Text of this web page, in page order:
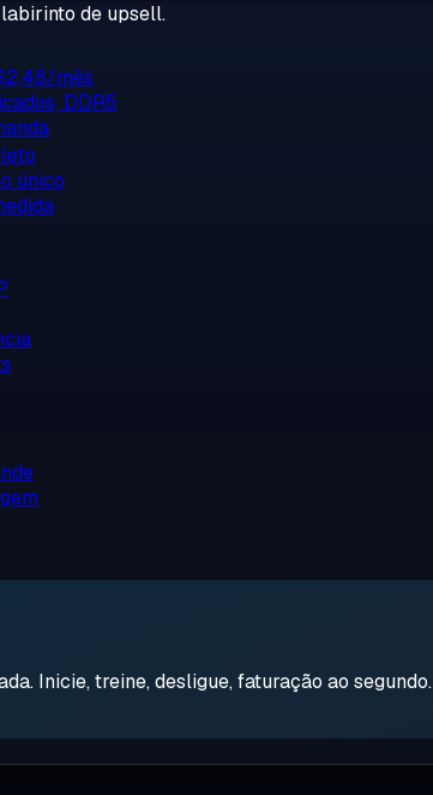
de upsell.
mês
DDR5
único
Inicie, treine, desligue, faturação ao segundo.